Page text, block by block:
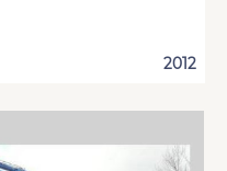
2012